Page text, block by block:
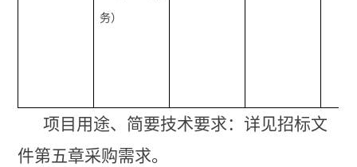
务）
项目用途、简要技术要求：详见招标文
件第五章采购需求。